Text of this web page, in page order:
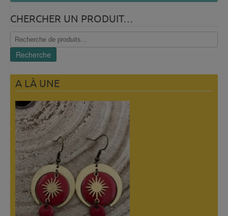
CHERCHER UN PRODUIT…
Recherche
pour :
Recherche
A LÀ UNE